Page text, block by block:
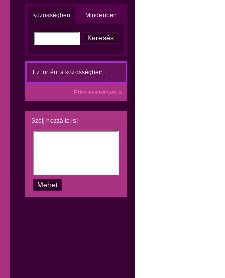
Közösségben Mindenben
Ez történt a közösségben:
Friss események »
Szólj hozzá te is!